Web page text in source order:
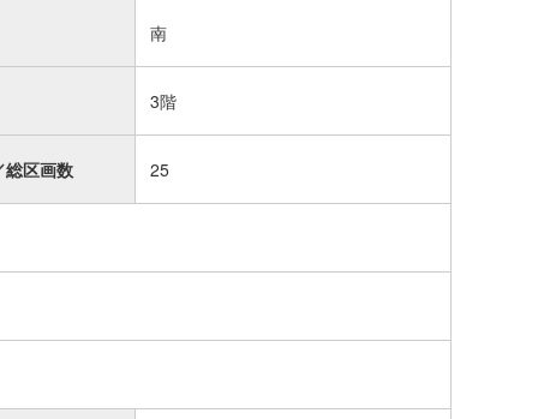
南
3階
総区画数 25